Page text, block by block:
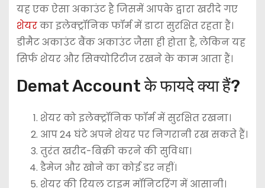
यह एक ऐसा अकाउंट है जिसमें आपके द्वारा खरीदे गए
शेयरका इलेक्ट्रॉनिक फॉर्म में डाटा सुरक्षित रहता हैं।
डीमैट अकाउंट बैंक अकाउंट जैसा ही होता है, लेकिन यह
सिर्फ शेयर और सिक्योरिटीज रखने के काम आता हैं।
Demat Account के फायदे क्या हैं?
शेयर को इलेक्ट्रॉनिक फॉर्म में सुरक्षित रखना।
आप 24 घंटे अपने शेयर पर निगरानी रख सकते हैं।
तुरंत खरीद-बिक्री करने की सुविधा।
डैमेज और खोने का कोई डर नहीं।
शेयर की रियल टाइम मॉनिटरिंग में आसानी।